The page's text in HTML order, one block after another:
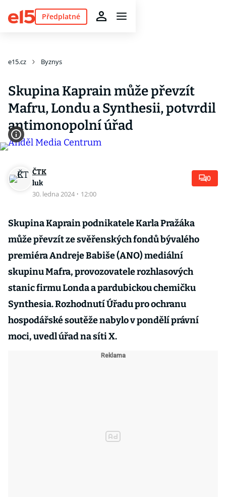
Předplatné
e15.cz Byznys
Skupina Kaprain může převzít
Mafru, Londu a Synthesii, potvrdil
antimonopolní úřad
ČTK
luk
30. ledna 2024 · 12:00
0
Skupina Kaprain podnikatele Karla Pražáka
může převzít ze svěřenských fondů bývalého
premiéra Andreje Babiše (ANO) mediální
skupinu Mafra, provozovatele rozhlasových
stanic firmu Londa a pardubickou chemičku
Synthesia. Rozhodnutí Úřadu pro ochranu
hospodářské soutěže nabylo v pondělí právní
moci, uvedl úřad na síti X.